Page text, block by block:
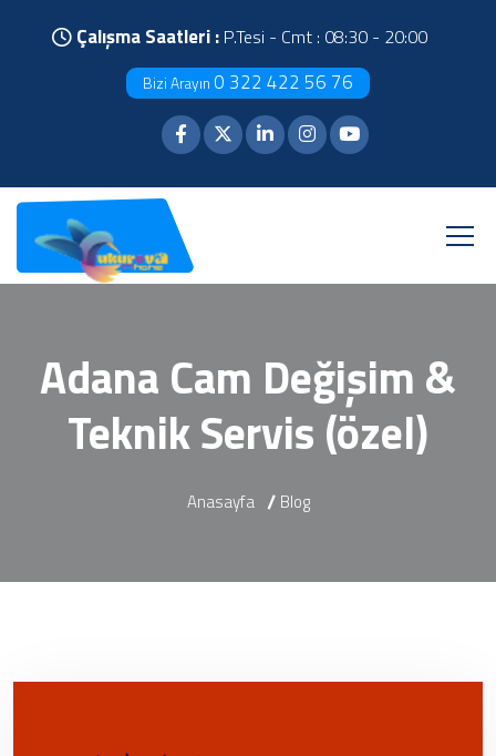
Çalışma Saatleri : P.Tesi - Cmt : 08:30 - 20:00
Bizi Arayın 0 322 422 56 76
Adana Cam Değişim &
Teknik Servis (özel)
Anasayfa Blog